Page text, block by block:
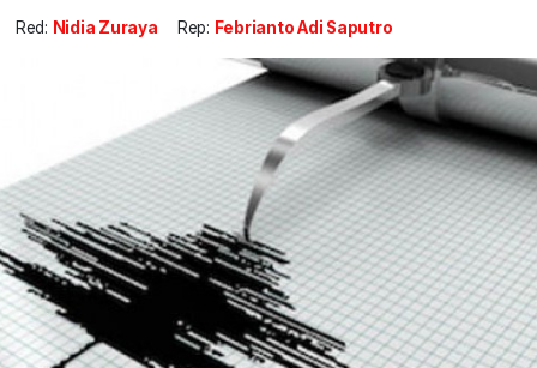
Red: Nidia Zuraya Rep: Febrianto Adi Saputro